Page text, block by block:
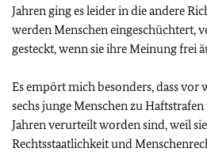
Jahren ging es leider in die andere
werden Menschen eingeschüchtert,
gesteckt, wenn sie ihre Meinung frei
Es empört mich besonders, dass vor
sechs junge Menschen zu
Jahren verurteilt worden sind, weil
Rechtsstaatlichkeit und